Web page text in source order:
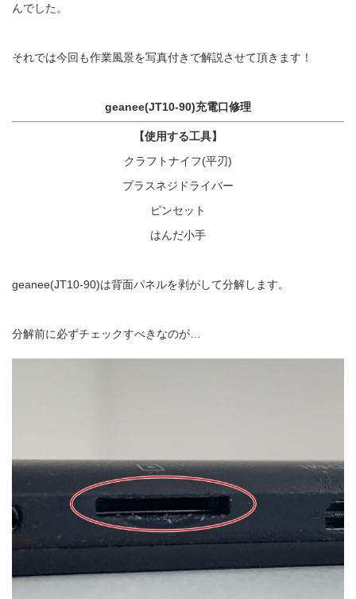
んでした。
それでは今回も作業風景を写真付きで解説させて頂きます！
geanee(JT10-90)充電口修理
【使用する工具】
クラフトナイフ(平刃)
プラスネジドライバー
ピンセット
はんだ小手
geanee(JT10-90)は背面パネルを剥がして分解します。
分解前に必ずチェックすべきなのが…